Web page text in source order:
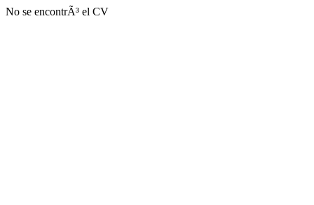
No se encontrÃ³ el CV